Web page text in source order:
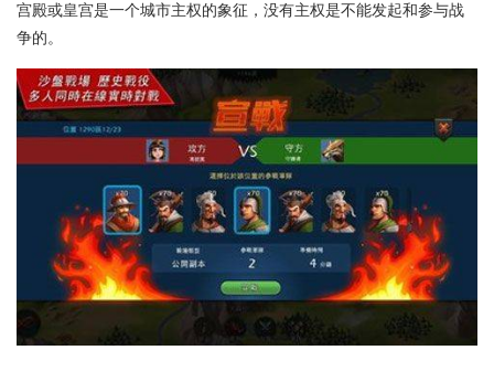
宫殿或皇宫是一个城市主权的象征，没有主权是不能发起和参与战
争的。